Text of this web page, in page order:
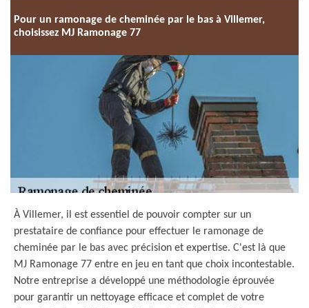
Pour un ramonage de cheminée par le bas à Villemer,
choisissez MJ Ramonage 77
À Villemer, il est essentiel de pouvoir compter sur un
prestataire de confiance pour effectuer le ramonage de
cheminée par le bas avec précision et expertise. C'est là que
MJ Ramonage 77 entre en jeu en tant que choix incontestable.
Notre entreprise a développé une méthodologie éprouvée
pour garantir un nettoyage efficace et complet de votre